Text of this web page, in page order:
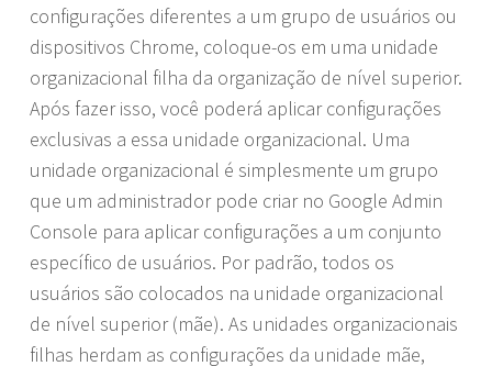
configurações diferentes a um grupo de usuários ou
dispositivos Chrome, coloque-os em uma unidade
organizacional filha da organização de nível superior.
Após fazer isso, você poderá aplicar configurações
exclusivas a essa unidade organizacional. Uma
unidade organizacional é simplesmente um grupo
que um administrador pode criar no Google Admin
Console para aplicar configurações a um conjunto
específico de usuários. Por padrão, todos os
usuários são colocados na unidade organizacional
de nível superior (mãe). As unidades organizacionais
filhas herdam as configurações da unidade mãe,